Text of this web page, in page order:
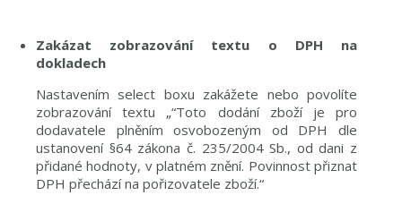
Zakázat zobrazování textu o DPH na
dokladech
Nastavením select boxu zakážete nebo povolíte
zobrazování textu „“Toto dodání zboží je pro
dodavatele plněním osvobozeným od DPH dle
ustanovení §64 zákona č. 235/2004 Sb., od dani z
přidané hodnoty, v platném znění. Povinnost přiznat
DPH přechází na pořizovatele zboží.“